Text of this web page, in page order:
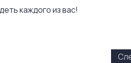
каждого из вас!